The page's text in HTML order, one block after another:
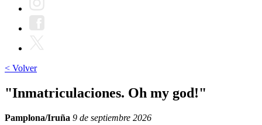
< Volver
"Inmatriculaciones. Oh my god!"
Pamplona/Iruña 9 de septiembre 2026